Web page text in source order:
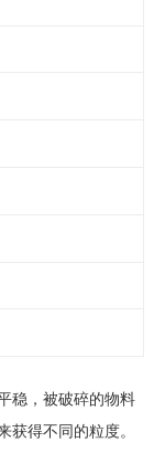
稳，被破碎的物料
获得不同的粒度。